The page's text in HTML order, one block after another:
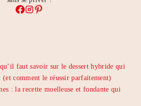
faut savoir sur le dessert hybride qui
(et comment le réussir parfaitement)
: la recette moelleuse et fondante qui